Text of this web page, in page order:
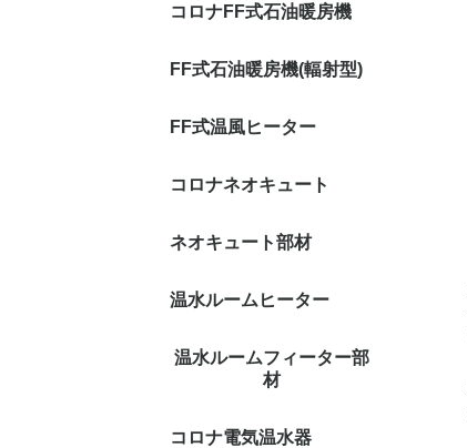
コロナFF式石油暖房機
FF式石油暖房機(輻射型)
FF式温風ヒーター
コロナネオキュート
ネオキュート部材
温水ルームヒーター
温水ルームフィーター部
材
コロナ電気温水器